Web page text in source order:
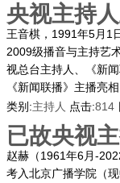
央视主持
王音棋，1991年5月1
2009级播音与主持艺
视总台主持人、《新
《新闻联播》主播亮
类别:主持人 点击:814
已故央视
赵赫（1961年6月-
考入北京广播学院（